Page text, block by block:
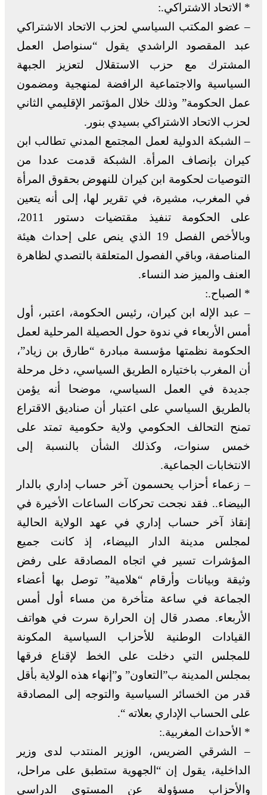
* الاتحاد الاشتراكي.:
– عضو المكتب السياسي لحزب الاتحاد الاشتراكي
عبد المقصود الراشدي يقول “سنواصل العمل
المشترك مع حزب الاستقلال لتعزيز الجبهة
السياسية والاجتماعية الرافضة لمنهجية ومضمون
عمل الحكومة” وذلك خلال المؤتمر الإقليمي الثاني
لحزب الاتحاد الاشتراكي بسيدي بنور.
– الشبكة الدولية لعمل المجتمع المدني تطالب ابن
كيران بإنصاف المرأة. الشبكة قدمت عددا من
التوصيات لحكومة ابن كيران للنهوض بحقوق المرأة
في المغرب، مشيرة، في تقرير لها، إلى أنه يتعين
على الحكومة تنفيذ مقتضيات دستور 2011،
وبالأخص الفصل 19 الذي ينص على إحداث هيئة
المناصفة، وباقي الفصول المتعلقة بالتصدي لظاهرة
العنف والميز ضد النساء.
* الصباح.:
– عبد الإله ابن كيران، رئيس الحكومة، اعتبر، أول
أمس الأربعاء في ندوة حول الحصيلة المرحلية لعمل
الحكومة نظمتها مؤسسة مبادرة “طارق بن زياد”،
أن المغرب باختياره الطريق السياسي، دخل مرحلة
جديدة في العمل السياسي، موضحا أنه يؤمن
بالطريق السياسي على اعتبار أن صناديق الاقتراع
تمنح التحالف الحكومي ولاية حكومية تمتد على
خمس سنوات، وكذلك الشأن بالنسبة إلى
الانتخابات الجماعية.
– زعماء أحزاب يحسمون آخر حساب إداري بالدار
البيضاء.. فقد نجحت تحركات الساعات الأخيرة في
إنقاذ آخر حساب إداري في عهد الولاية الحالية
لمجلس مدينة الدار البيضاء، إذ كانت جميع
المؤشرات تسير في اتجاه المصادقة على رفض
وثيقة وبيانات وأرقام “هلامية” توصل بها أعضاء
الجماعة في ساعة متأخرة من مساء أول أمس
الأربعاء. مصدر قال إن الحرارة سرت في هواتف
القيادات الوطنية للأحزاب السياسية المكونة
للمجلس التي دخلت على الخط لإقناع فرقها
بمجلس المدينة ب”التعاون” و”إنهاء هذه الولاية بأقل
قدر من الخسائر السياسية والتوجه إلى المصادقة
على الحساب الإداري بعلاته “.
* الأحداث المغربية.:
– الشرقي الضريس، الوزير المنتدب لدى وزير
الداخلية، يقول إن “الجهوية ستطبق على مراحل،
والأحزاب مسؤولة عن المستوى الدراسي